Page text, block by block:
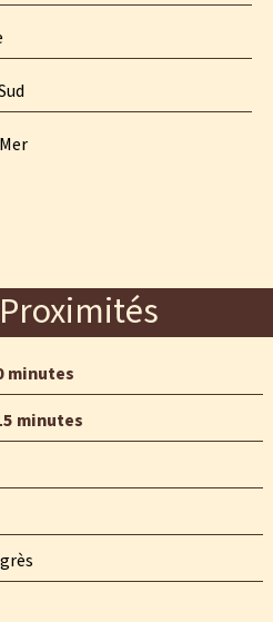
Proximités
minutes
minutes